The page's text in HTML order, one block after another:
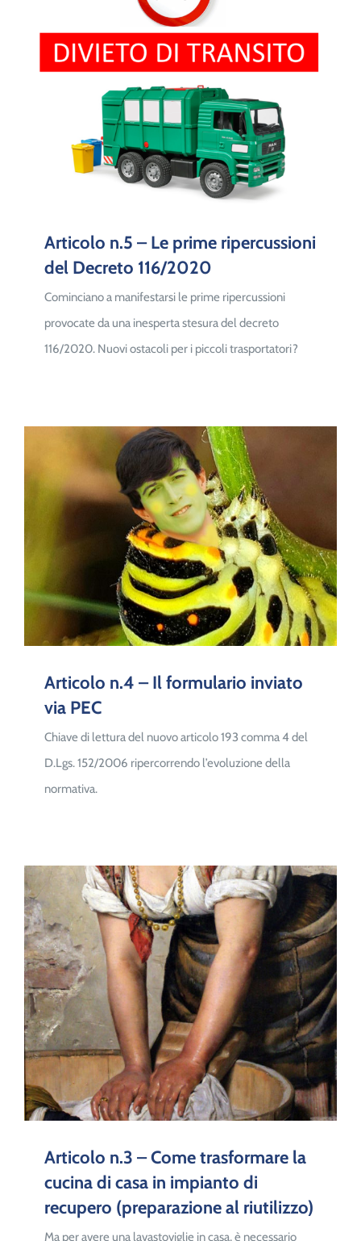
Articolo n.5 – Le prime ripercussioni
del Decreto 116/2020
Cominciano a manifestarsi le prime ripercussioni
provocate da una inesperta stesura del decreto
116/2020. Nuovi ostacoli per i piccoli trasportatori?
Articolo n.4 – Il formulario inviato
via PEC
Chiave di lettura del nuovo articolo 193 comma 4 del
D.Lgs. 152/2006 ripercorrendo l’evoluzione della
normativa.
Articolo n.3 – Come trasformare la
cucina di casa in impianto di
recupero (preparazione al riutilizzo)
Ma per avere una lavastoviglie in casa, è necessario